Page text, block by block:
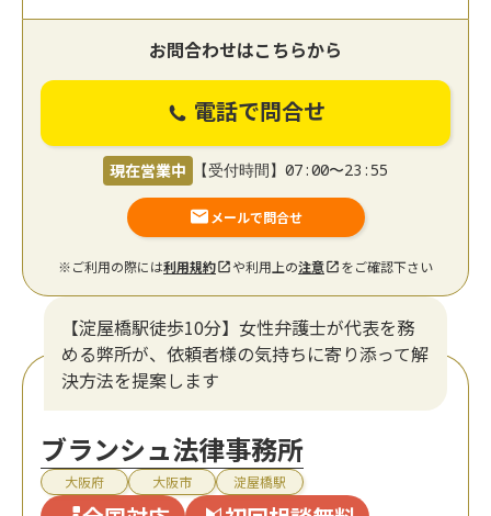
お問合わせはこちらから
電話で問合せ
現在営業中 【受付時間】07:00〜23:55
メールで問合せ
※ご利用の際には利用規約 や利用上の注意 をご確認下さい
【淀屋橋駅徒歩10分】女性弁護士が代表を務
める弊所が、依頼者様の気持ちに寄り添って解
決方法を提案します
ブランシュ法律事務所
大阪府 大阪市 淀屋橋駅